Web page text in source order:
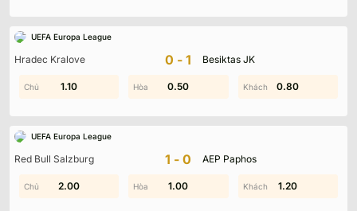
UEFA Europa League
Hradec Kralove 0-1 Besiktas JK
0.70 1.00 0.40
1.10 0.50 0.80
UEFA Europa League
Red Bull Salzburg 1-0 AEP Paphos
0.80 2.00 0.20
2.00 1.00 1.20